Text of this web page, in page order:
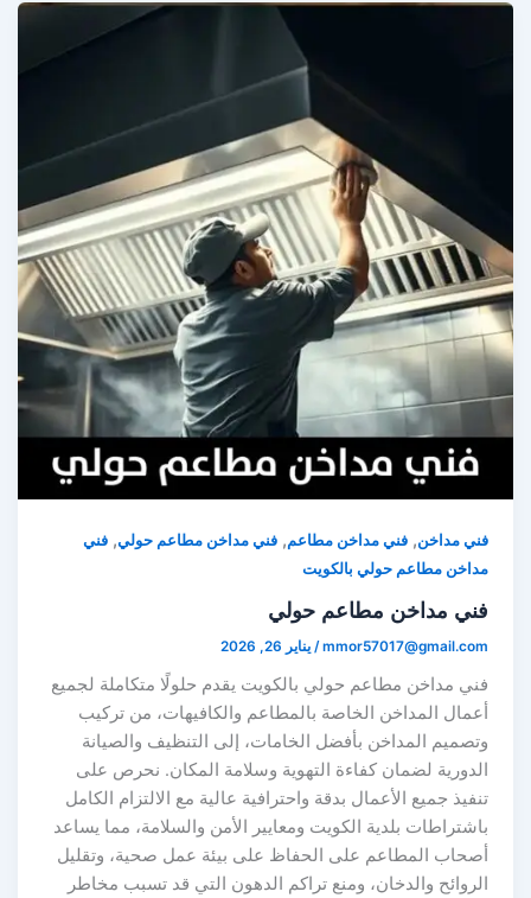
مداخن ,فني مداخن مطاعم,فني مداخن مطاعم حولي,فني
مطاعم حولي بالكويت
مداخن مطاعم حولي
/يناير 26, 2026
مداخن مطاعم حولي بالكويت يقدم حلولًا متكاملة لجميع
المداخن الخاصة بالمطاعم والكافيهات، من تركيب
المداخن بأفضل الخامات، إلى التنظيف والصيانة
لضمان كفاءة التهوية وسلامة المكان. نحرص على
جميع الأعمال بدقة واحترافية عالية مع الالتزام الكامل
بلدية الكويت ومعايير الأمن والسلامة، مما يساعد
المطاعم على الحفاظ على بيئة عمل صحية، وتقليل
والدخان، ومنع تراكم الدهون التي قد تسبب مخاطر